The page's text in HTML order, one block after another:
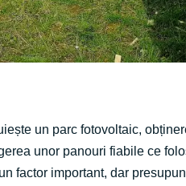
un parc fotovoltaic,
unor panouri fiabile ce
factor important, dar